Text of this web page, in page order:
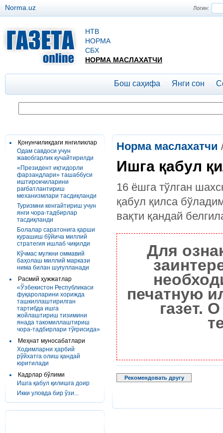
Логин:
Norma.uz
НТВ
НОРМА
СБХ
НОРМА МАСЛАХАТЧИ
Бош саҳифа Янги сон
Қонунчиликдаги янгиликлар
Одам савдоси учун
жавобгарлик кучайтирилди
«Президент иқтидорли
фарзандлари» ташаббуси
иштирокчиларини
рағбатлантириш
механизмлари тасдиқланди
Туризмни кенгайтириш учун
янги чора-тадбирлар
тасдиқланди
Болалар саратонига қарши
курашиш бўйича миллий
стратегия ишлаб чиқилди
Кўчмас мулкни оммавий
баҳолаш миллий маркази
нима билан шуғулланади
Расмий ҳужжатлар
«Ўзбекистон Республикаси
фуқароларини хорижда
ташкиллаштирилган
тартибда ишга
жойлаштириш тизимини
янада такомиллаштириш
чора-тадбирлари тўғрисида»
Меҳнат муносабатлари
Ходимларни ҳарбий
рўйхатга олиш қандай
юритилади
Кадрлар бўлими
Ишга қабул қилишга доир
Икки уловда бир ўзи...
Норма маслахатчи
Ишга қабул
16 ёшга тўлган
қабул қилса
вақти қандай
Для
печатную
газет.
Рекомендовать другу